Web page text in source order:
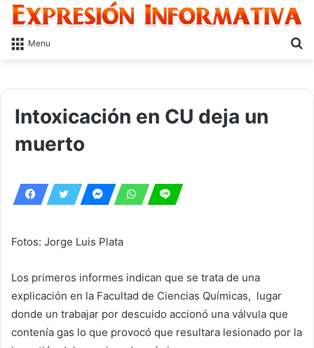
Menu
Intoxicación en CU deja un
muerto
Fotos: Jorge Luis Plata
Los primeros informes indican que se trata de una
explicación en la Facultad de Ciencias Químicas, lugar
donde un trabajar por descuido accionó una válvula que
contenía gas lo que provocó que resultara lesionado por la